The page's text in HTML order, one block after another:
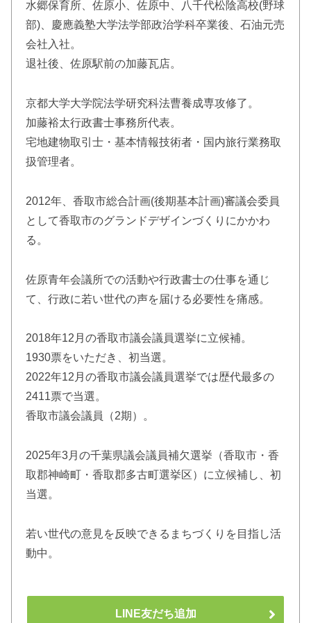
水郷保育所、佐原小、佐原中、八千代松陰高校(野球
部)、慶應義塾大学法学部政治学科卒業後、石油元売
会社入社。
退社後、佐原駅前の加藤瓦店。
京都大学大学院法学研究科法曹養成専攻修了。
加藤裕太行政書士事務所代表。
宅地建物取引士・基本情報技術者・国内旅行業務取
扱管理者。
2012年、香取市総合計画(後期基本計画)審議会委員
として香取市のグランドデザインづくりにかかわ
る。
佐原青年会議所での活動や行政書士の仕事を通じ
て、行政に若い世代の声を届ける必要性を痛感。
2018年12月の香取市議会議員選挙に立候補。
1930票をいただき、初当選。
2022年12月の香取市議会議員選挙では歴代最多の
2411票で当選。
香取市議会議員（2期）。
2025年3月の千葉県議会議員補欠選挙（香取市・香
取郡神崎町・香取郡多古町選挙区）に立候補し、初
当選。
若い世代の意見を反映できるまちづくりを目指し活
動中。
LINE友だち追加